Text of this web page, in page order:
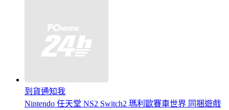
到貨通知我
Nintendo 任天堂 NS2 Switch2 瑪利歐賽車世界 同捆遊戲